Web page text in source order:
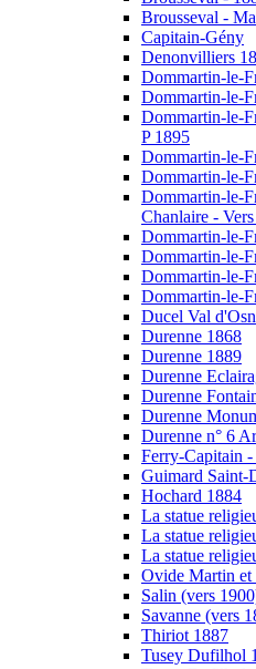
Brousseval -
Capitain-Gény
Denonvilliers
Dommartin-le-
Dommartin-le-
Dommartin-le-
P 1895
Dommartin-le-
Dommartin-le-
Dommartin-le-
Chanlaire -
Dommartin-le-
Dommartin-le-
Dommartin-le-
Dommartin-le-
Ducel Val
Durenne 1868
Durenne 1889
Durenne
Durenne
Durenne
Durenne n° 6
Ferry-Capitain
Guimard Saint-
Hochard 1884
La statue
La statue
La statue
Ovide Martin
Salin (vers
Savanne (vers
Thiriot 1887
Tusey Dufilhol